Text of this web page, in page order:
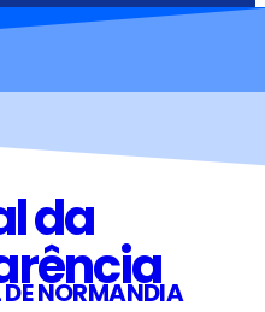
da
DE NORMANDIA